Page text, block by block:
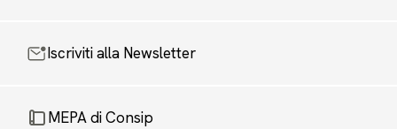
Iscriviti alla Newsletter
MEPA di Consip